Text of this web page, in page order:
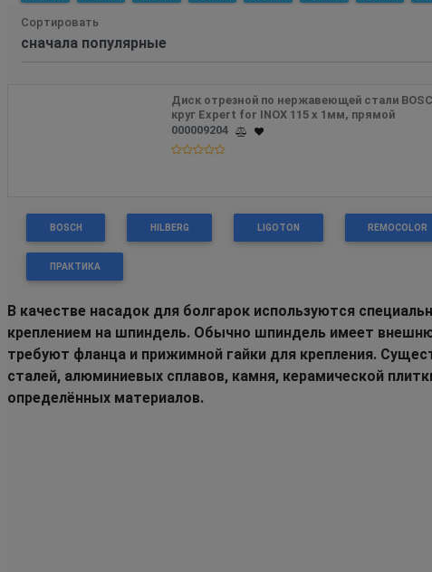
Сортировать
Диск отрезной по нержавеющей стали
000009204
BOSCH HILBERG LIGOTON REMOCOLOR
ПРАКТИКА
В качестве насадок для болгарок используются
креплением на шпиндель. Обычно шпиндель имеет
требуют фланца и прижимной гайки для крепления.
сталей, алюминиевых сплавов, камня, керамической
определённых материалов.